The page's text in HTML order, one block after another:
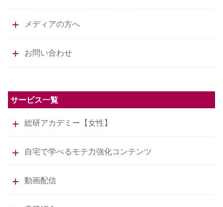
メディアの方へ
お問い合わせ
サービス一覧
総研アカデミー【女性】
自宅で学べるモテ力強化コンテンツ
動画配信